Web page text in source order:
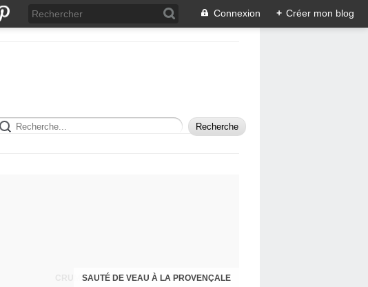
Connexion + Créer mon blog
SAUTÉ DE VEAU À LA PROVENÇALE